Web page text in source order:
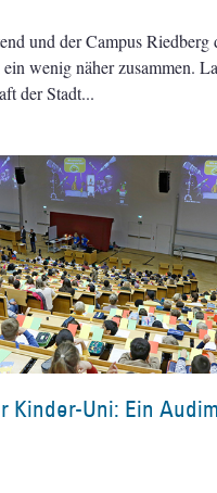
und der Campus Riedberg
wenig näher zusammen.
der Stadt
Kinder-Uni: Ein